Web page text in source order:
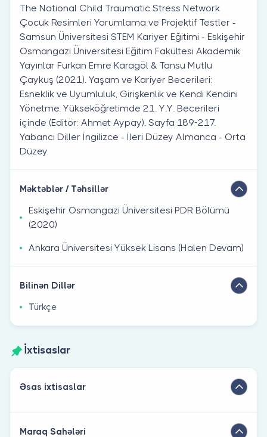
The National Child Traumatic Stress Network
Çocuk Resimleri Yorumlama ve Projektif Testler -
Samsun Üniversitesi STEM Kariyer Eğitimi - Eskişehir
Osmangazi Üniversitesi Eğitim Fakültesi Akademik
Yayınlar Furkan Emre Karagöl & Tansu Mutlu
Çaykuş (2021). Yaşam ve Kariyer Becerileri:
Esneklik ve Uyumluluk, Girişkenlik ve Kendi Kendini
Yönetme. Yükseköğretimde 21. Y.Y. Becerileri
içinde (Editör: Ahmet Aypay). Sayfa 189-217.
Yabancı Diller İngilizce - İleri Düzey Almanca - Orta
Düzey
Məktəblər / Təhsillər
Eskişehir Osmangazi Üniversitesi PDR Bölümü
(2020)
Ankara Üniversitesi Yüksek Lisans (Halen Devam)
Bilinən Dillər
Türkçe
İxtisaslar
Əsas ixtisaslar
Maraq Sahələri